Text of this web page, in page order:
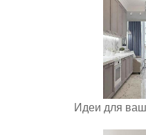
Идеи для